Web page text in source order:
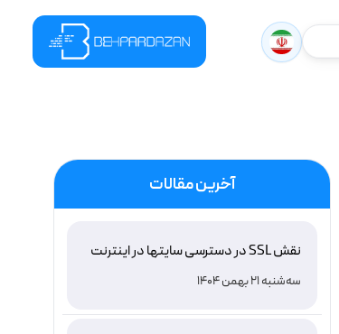
آخرین مقالات
نقش SSL در دسترسی سایتها در اینترنت
ملی ایران و باور غلط درباره دامنه های IR
سه‌شنبه 21 بهمن 1404